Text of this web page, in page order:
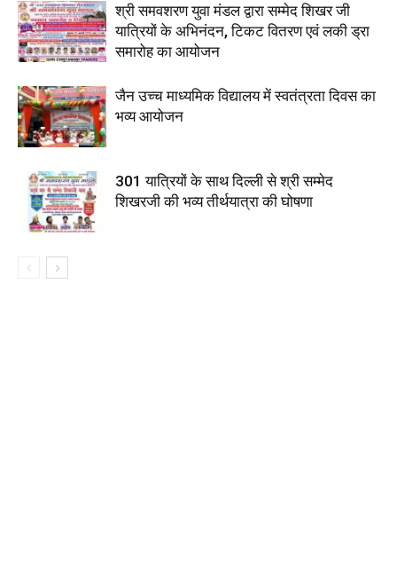
श्री समवशरण युवा मंडल द्वारा सम्मेद शिखर जी
यात्रियों के अभिनंदन, टिकट वितरण एवं लकी ड्रा
समारोह का आयोजन
जैन उच्च माध्यमिक विद्यालय में स्वतंत्रता दिवस का
भव्य आयोजन
301 यात्रियों के साथ दिल्ली से श्री सम्मेद
शिखरजी की भव्य तीर्थयात्रा की घोषणा